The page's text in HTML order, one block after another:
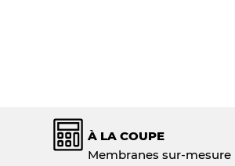
À LA COUPE
Membranes sur-mesure